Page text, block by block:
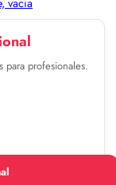
para profesionales.